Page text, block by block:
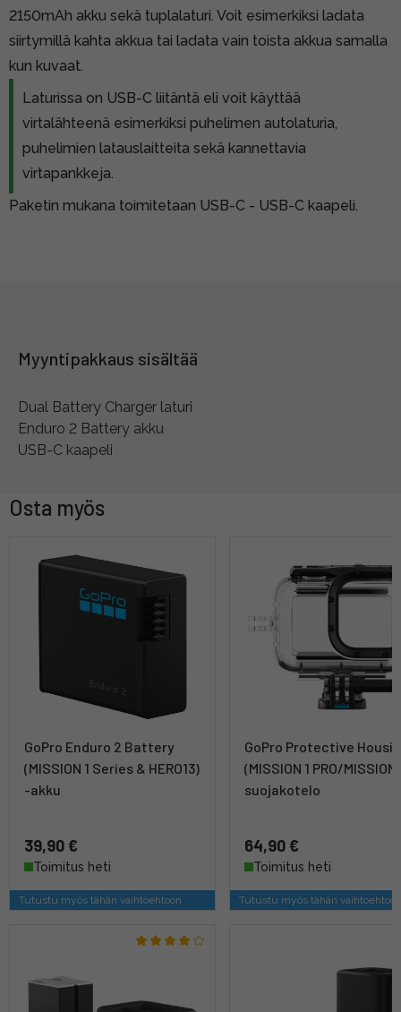
2150mAh akku sekä tuplalaturi. Voit esimerkiksi ladata
siirtymillä kahta akkua tai ladata vain toista akkua samalla
kun kuvaat.
Laturissa on USB-C liitäntä eli voit käyttää
virtalähteenä esimerkiksi puhelimen autolaturia,
puhelimien latauslaitteita sekä kannettavia
virtapankkeja.
Paketin mukana toimitetaan USB-C - USB-C kaapeli.
Myyntipakkaus sisältää
Dual Battery Charger laturi
Enduro 2 Battery akku
USB-C kaapeli
Osta myös
GoPro Enduro 2 Battery
(MISSION 1 Series & HERO13)
-akku
39,90 €
Toimitus heti
Tutustu myös tähän vaihtoehtoon
GoPro Protective
(MISSION 1 PRO/MISSION
suojakotelo
64,90 €
Toimitus heti
Tutustu myös tähän